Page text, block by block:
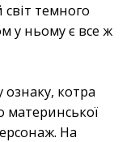
темного
у ньому є все ж
котра
материнської
На